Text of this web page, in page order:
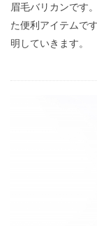
眉毛バリカンです
た便利アイテムで
明していきます。